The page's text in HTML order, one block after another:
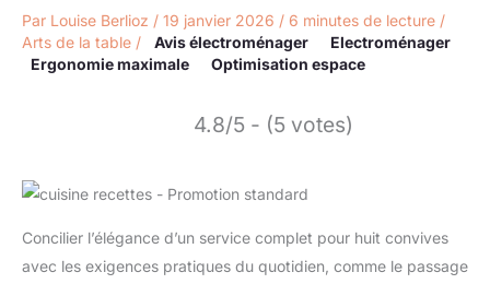
Par Louise Berlioz / 19 janvier 2026 / 6 minutes de lecture /
Arts de la table / Avis électroménager
Electroménager
Ergonomie maximale
Optimisation espace
4.8/5 - (5 votes)
Concilier l’élégance d’un service complet pour huit convives
avec les exigences pratiques du quotidien, comme le passage